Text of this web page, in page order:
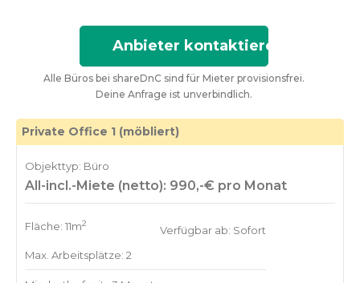
Anbieter kontaktieren
Alle Büros bei shareDnC sind für Mieter provisionsfrei.
Deine Anfrage ist unverbindlich.
Private Office 1 (möbliert)
Objekttyp: Büro
All-incl.-Miete (netto): 990,-€ pro Monat
Fläche: 11m2
Max. Arbeitsplätze: 2
Verfügbar ab: Sofort